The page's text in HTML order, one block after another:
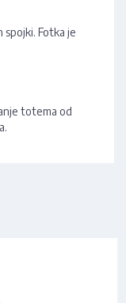
spojki. Fotka je
totema od